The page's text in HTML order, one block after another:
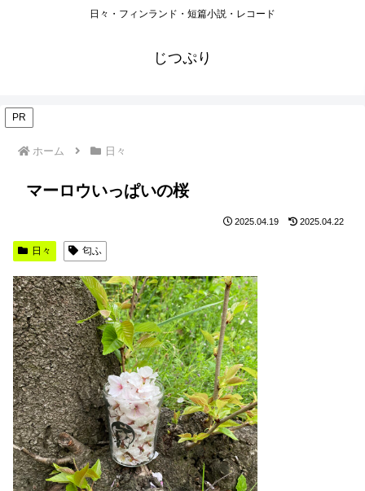
日々・フィンランド・短篇小説・レコード
じつぷり
PR
ホーム 日々
マーロウいっぱいの桜
2025.04.19 2025.04.22
日々 匂ふ